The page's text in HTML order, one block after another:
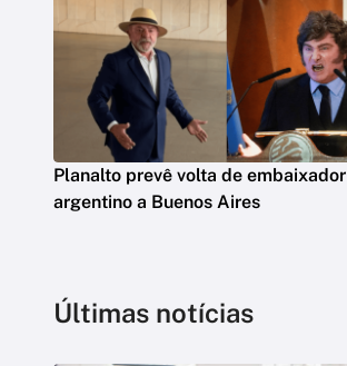
Planalto prevê volta de embaixador
argentino a Buenos Aires
Últimas notícias